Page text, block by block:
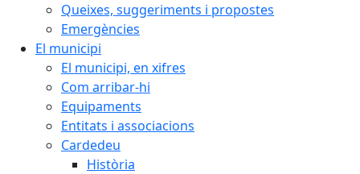
Queixes, suggeriments i propostes
Emergències
El municipi
El municipi, en xifres
Com arribar-hi
Equipaments
Entitats i associacions
Cardedeu
Història